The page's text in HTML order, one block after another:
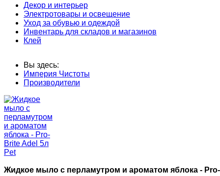
Декор и интерьер
Электротовары и освещение
Уход за обувью и одеждой
Инвентарь для складов и магазинов
Клей
Вы здесь:
Империя Чистоты
Производители
Жидкое мыло с перламутром и ароматом яблока -